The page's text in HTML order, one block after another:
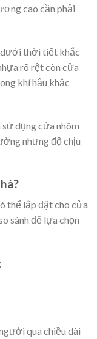
cao cần phải
dưới thời tiết khắc
rõ rệt còn cửa
khí hậu khắc
dụng cửa nhôm
nhưng độ chịu
thể lắp đặt cho cửa
sánh để lựa chọn
qua chiều dài